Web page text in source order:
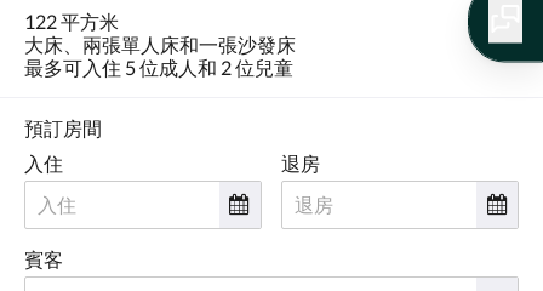
122 平方米
大床、兩張單人床和一張沙發床
最多可入住 5 位成人和 2 位兒童
預訂房間
入住
退房
賓客